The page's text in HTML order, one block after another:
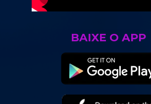
BAIXE O APP